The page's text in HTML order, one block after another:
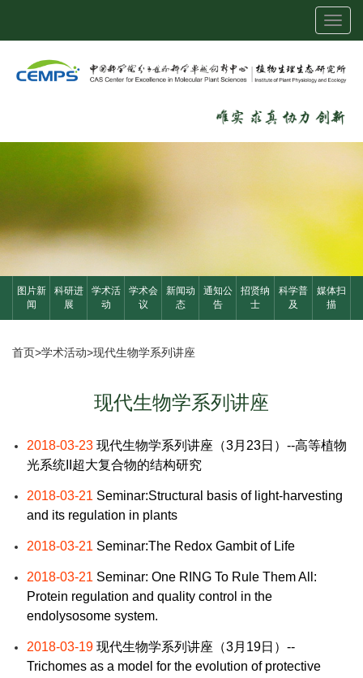
图片新
闻
科研进
展
学术活
动
学术会
议
新闻动
态
通知公
告
招贤纳
士
科学普
及
媒体扫
描
首页>学术活动>现代生物学系列讲座
现代生物学系列讲座
2018-03-23 现代生物学系列讲座（3月23日）--高等植物
光系统II超大复合物的结构研究
2018-03-21 Seminar:Structural basis of light-harvesting
and its regulation in plants
2018-03-21 Seminar:The Redox Gambit of Life
2018-03-21 Seminar: One RING To Rule Them All:
Protein regulation and quality control in the
endolysosome system.
2018-03-19 现代生物学系列讲座（3月19日）--
Trichomes as a model for the evolution of protective